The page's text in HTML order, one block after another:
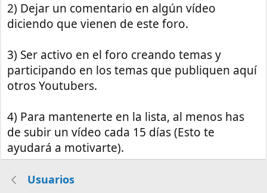
2) Dejar un comentario en algún vídeo
diciendo que vienen de este foro.
3) Ser activo en el foro creando temas y
participando en los temas que publiquen aquí
otros Youtubers.
4) Para mantenerte en la lista, al menos has
de subir un vídeo cada 15 días (Esto te
ayudará a motivarte).
Usuarios